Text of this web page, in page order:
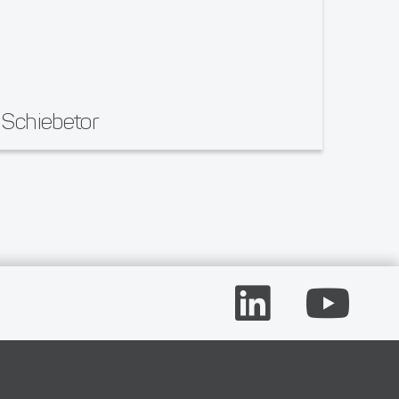
Schiebetor